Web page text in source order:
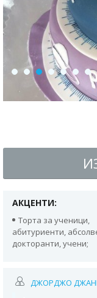
АКЦЕНТИ:
Торта за ученици,
абитуриенти,
докторанти, учени;
ДЖОРДЖО